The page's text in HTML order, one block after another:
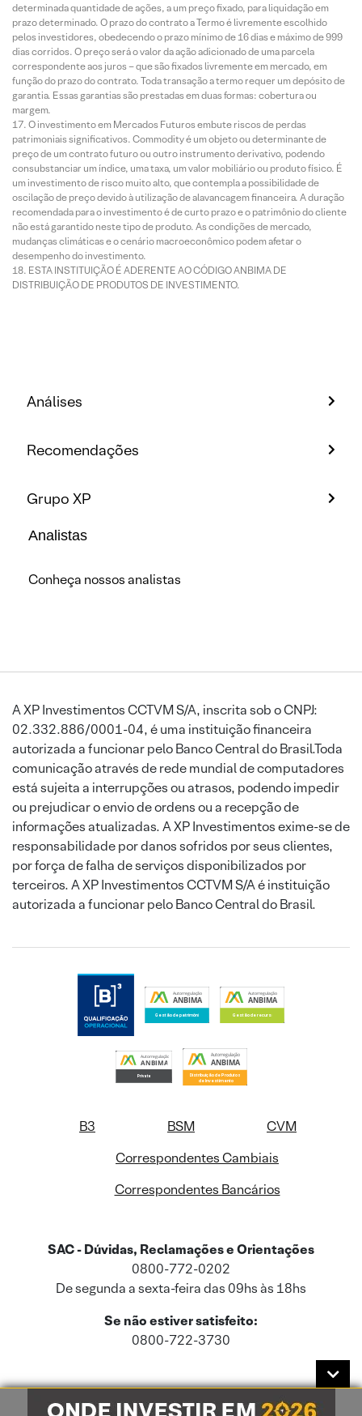
determinada quantidade de ações, a um preço fixado, para liquidação em
prazo determinado. O prazo do contrato a Termo é livremente escolhido
pelos investidores, obedecendo o prazo mínimo de 16 dias e máximo de 999
dias corridos. O preço será o valor da ação adicionado de uma parcela
correspondente aos juros – que são fixados livremente em mercado, em
função do prazo do contrato. Toda transação a termo requer um depósito de
garantia. Essas garantias são prestadas em duas formas: cobertura ou
margem.
O investimento em Mercados Futuros embute riscos de perdas
patrimoniais significativos. Commodity é um objeto ou determinante de
preço de um contrato futuro ou outro instrumento derivativo, podendo
consubstanciar um índice, uma taxa, um valor mobiliário ou produto físico. É
um investimento de risco muito alto, que contempla a possibilidade de
oscilação de preço devido à utilização de alavancagem financeira. A duração
recomendada para o investimento é de curto prazo e o patrimônio do cliente
não está garantido neste tipo de produto. As condições de mercado,
mudanças climáticas e o cenário macroeconômico podem afetar o
desempenho do investimento.
ESTA INSTITUIÇÃO É ADERENTE AO CÓDIGO ANBIMA DE
DISTRIBUIÇÃO DE PRODUTOS DE INVESTIMENTO.
Análises
Recomendações
Grupo XP
Analistas
Conheça nossos analistas
A XP Investimentos CCTVM S/A, inscrita sob o CNPJ:
02.332.886/0001-04, é uma instituição financeira
autorizada a funcionar pelo Banco Central do Brasil.Toda
comunicação através de rede mundial de computadores
está sujeita a interrupções ou atrasos, podendo impedir
ou prejudicar o envio de ordens ou a recepção de
informações atualizadas. A XP Investimentos exime-se de
responsabilidade por danos sofridos por seus clientes,
por força de falha de serviços disponibilizados por
terceiros. A XP Investimentos CCTVM S/A é instituição
autorizada a funcionar pelo Banco Central do Brasil.
B3 BSM
CVM
Correspondentes Cambiais
Correspondentes Bancários
SAC - Dúvidas, Reclamações e Orientações
0800-772-0202
De segunda a sexta-feira das 09hs às 18hs
Se não estiver satisfeito:
0800-722-3730
Este site usa cookies e dados pessoais de acordo com a nossaPolítica de